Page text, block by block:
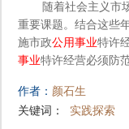
随着社会主义市
重要课题。结合这些
施市政公用事业特许
事业特许经营必须防
作者： 颜石生
关键词：
实践探索